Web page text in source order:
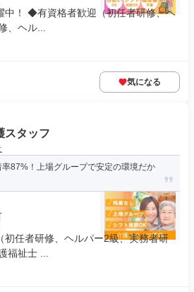
！ ◆有資格者歓迎（初任者研修、ヘ
、ヘル...
気になる
スタッフ
87%！上場グループで安定の環境だか
任者研修、ヘルパー2級、実務者研
福祉士 ...